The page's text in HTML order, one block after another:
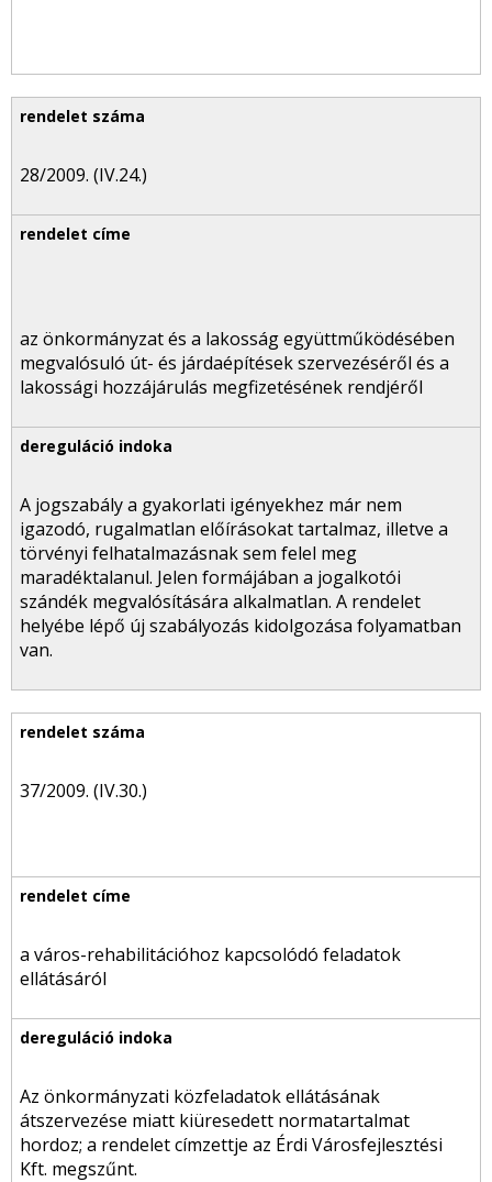
28/2009. (IV.24.)
az önkormányzat és a lakosság együttműködésében
megvalósuló út- és járdaépítések szervezéséről és a
lakossági hozzájárulás megfizetésének rendjéről
A jogszabály a gyakorlati igényekhez már nem
igazodó, rugalmatlan előírásokat tartalmaz, illetve a
törvényi felhatalmazásnak sem felel meg
maradéktalanul. Jelen formájában a jogalkotói
szándék megvalósítására alkalmatlan. A rendelet
helyébe lépő új szabályozás kidolgozása folyamatban
van.
37/2009. (IV.30.)
a város-rehabilitációhoz kapcsolódó feladatok
ellátásáról
Az önkormányzati közfeladatok ellátásának
átszervezése miatt kiüresedett normatartalmat
hordoz; a rendelet címzettje az Érdi Városfejlesztési
Kft. megszűnt.